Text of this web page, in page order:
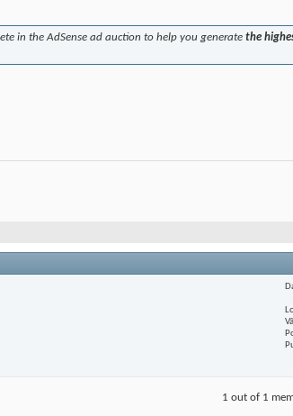
in the AdSense ad auction to help you generate the
1 out of 1